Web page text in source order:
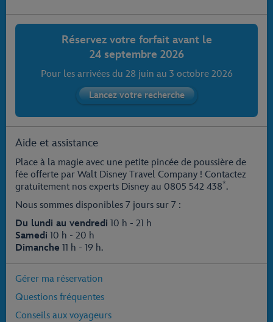
Réservez votre forfait avant le
24 septembre 2026
Pour les arrivées du 28 juin au 3 octobre 2026
Aide et assistance
Place à la magie avec une petite pincée de poussière de
fée offerte par Walt Disney Travel Company ! Contactez
gratuitement nos experts Disney au 0805 542 438*.
Nous sommes disponibles 7 jours sur 7 :
Du lundi au vendredi 10 h - 21 h
Samedi 10 h - 20 h
Dimanche 11 h - 19 h.
Gérer ma réservation
Questions fréquentes
Conseils aux voyageurs